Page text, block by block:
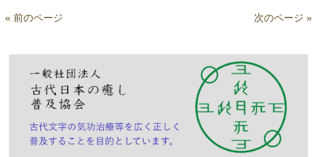
« 前のページ 次のページ »